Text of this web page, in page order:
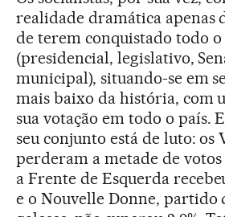
realidade dramática apenas
de terem conquistado todo
(presidencial, legislativo,
municipal), situando-se em
mais baixo da história, com
sua votação em todo o país.
seu conjunto está de luto: os
perderam a metade de votos
a Frente de Esquerda
e o Nouvelle Donne, partido